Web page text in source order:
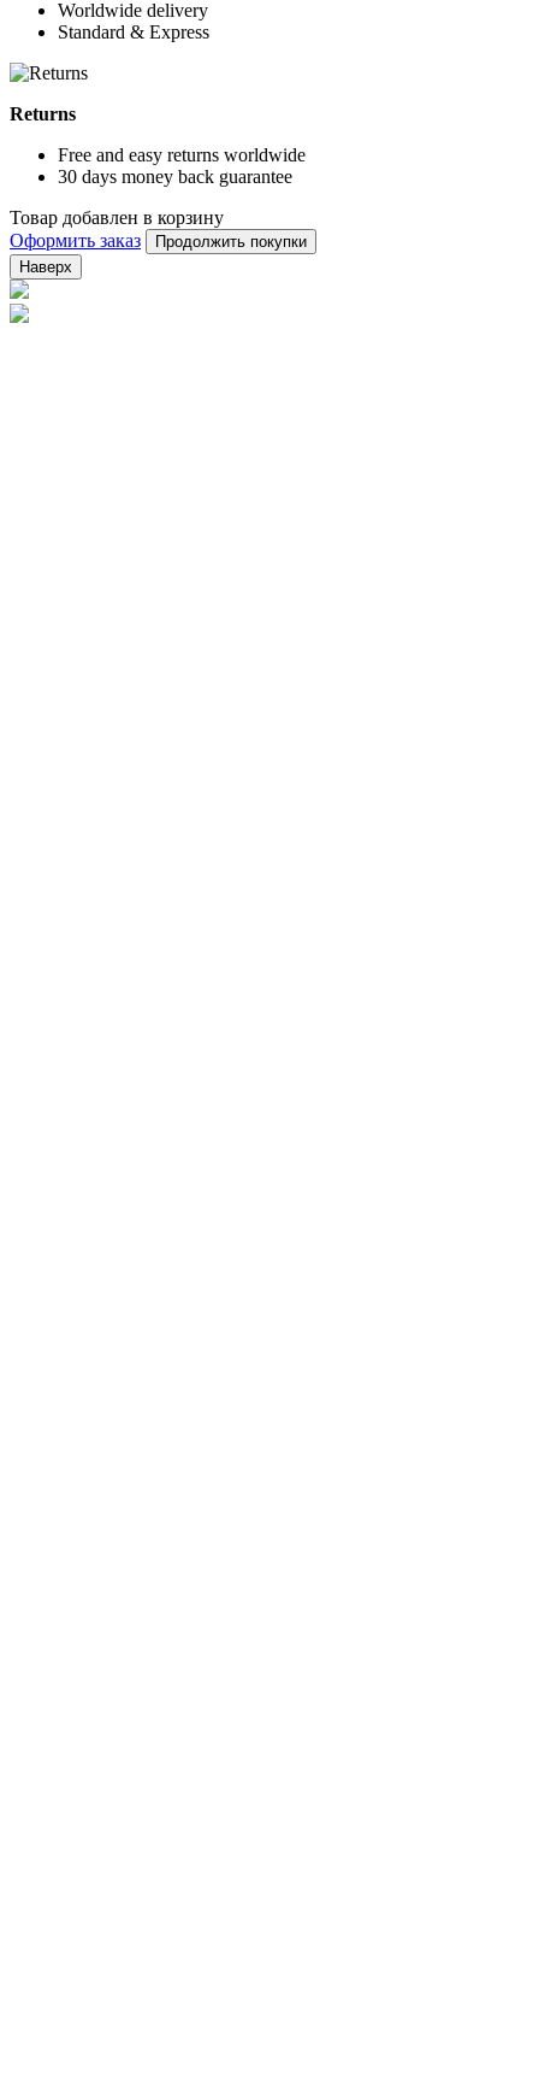
Worldwide delivery
Standard & Express
Returns
Free and easy returns worldwide
30 days money back guarantee
Товар добавлен в корзину
Оформить заказ
Продолжить покупки
Наверх